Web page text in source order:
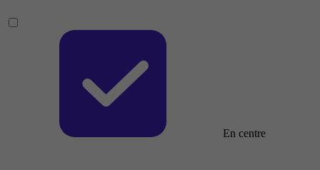
En centre